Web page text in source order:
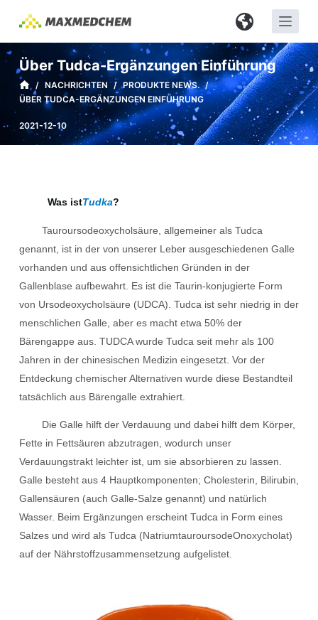
m
I
h
a
l
n
g
Über Tudca-Ergänzungen Einführung
/ NACHRICHTEN / PRODUKTE NEWS. /
ÜBER TUDCA-ERGÄNZUNGEN EINFÜHRUNG
2021-12-10
Was istTudka?
Tauroursodeoxycholsäure, allgemeiner als Tudca
genannt, ist in der von unserer Leber ausgeschiedenen Galle
vorhanden und aus offensichtlichen Gründen in der
Gallenblase aufbewahrt. Es ist die Taurin-konjugierte Form
von Ursodeoxycholsäure (UDCA). Tudca ist sehr niedrig in der
menschlichen Galle, aber es macht etwa 50% der
Bärengappe aus. TUDCA wurde Tudca seit mehr als 100
Jahren in der chinesischen Medizin eingesetzt. Vor der
Entdeckung chemischer Alternativen wurde diese Bestandteil
tatsächlich aus Bärengalle extrahiert.
Die Galle hilft der Verdauung und dabei hilft dem Körper,
Fette in Fettsäuren abzutragen, wodurch unser
Verdauungstrakt leichter ist, um sie absorbieren zu lassen.
Galle besteht aus 4 Hauptkomponenten; Cholesterin, Bilirubin,
Gallensäuren (auch Galle-Salze genannt) und natürlich
Wasser. Beim Ergänzungen erscheint Tudca in Form eines
Salzes und wird als Tudca (NatriumtauroursodeOnoxycholat)
auf der Nährstoffzusammensetzung aufgelistet.